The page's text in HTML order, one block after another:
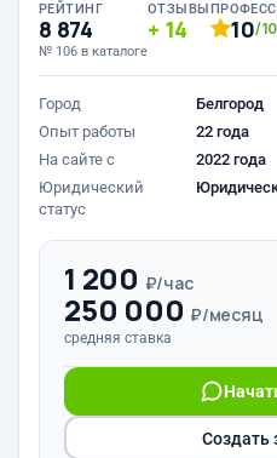
РЕЙТИНГ
8 874
№ 106 в каталоге
ОТЗЫВЫ
14 10/10
Город
Белгород
Опыт работы
22 года
На сайте с
2022 года
Юридический
статус
1 200 ₽/час
250 000 ₽/месяц
средняя ставка
Создать